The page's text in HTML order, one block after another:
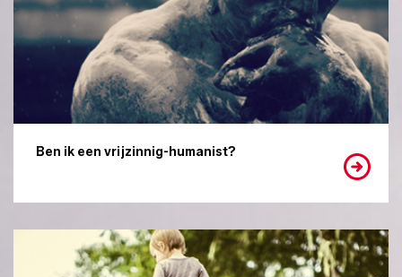
Ben ik een vrijzinnig-humanist?